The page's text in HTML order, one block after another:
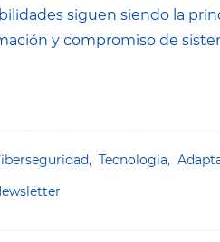
siguen siendo la
y compromiso de
Tecnologia,